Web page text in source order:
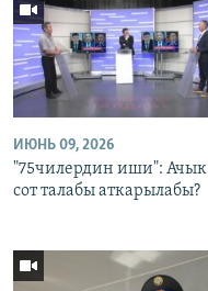
ИЮНЬ 09, 2026
"75чилердин иши": Ачык
сот талабы аткарылабы?